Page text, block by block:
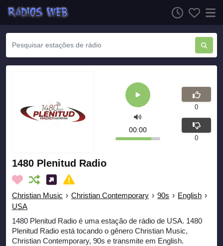
1480 Plenitud Radio
Christian Music › Christian Contemporary › 90s › English ›
USA
1480 Plenitud Radio é uma estação de rádio de USA. 1480
Plenitud Radio está tocando o gênero Christian Music,
Christian Contemporary, 90s e transmite em English.
00:00
0
0